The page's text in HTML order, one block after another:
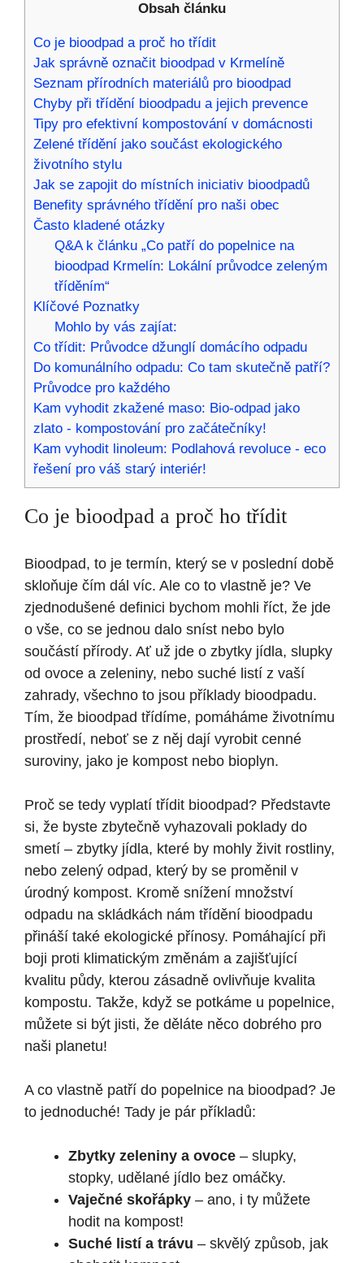
Obsah článku
Co je bioodpad a proč ho třídit
Jak správně označit bioodpad v Krmelíně
Seznam přírodních materiálů pro bioodpad
Chyby při třídění bioodpadu a jejich prevence
Tipy pro efektivní kompostování v domácnosti
Zelené třídění jako součást ekologického
životního stylu
Jak se zapojit do místních iniciativ bioodpadů
Benefity správného třídění pro naši obec
Často kladené otázky
Q&A k článku „Co patří do popelnice na
bioodpad Krmelín: Lokální průvodce zeleným
tříděním“
Klíčové Poznatky
Mohlo by vás zajíat:
Co třídit: Průvodce džunglí domácího odpadu
Do komunálního odpadu: Co tam skutečně patří?
Průvodce pro každého
Kam vyhodit zkažené maso: Bio-odpad jako
zlato - kompostování pro začátečníky!
Kam vyhodit linoleum: Podlahová revoluce - eco
řešení pro váš starý interiér!
Co je bioodpad a proč ho třídit
Bioodpad, to je termín, který se v poslední době
skloňuje čím dál víc. Ale co to vlastně je? Ve
zjednodušené definici bychom mohli říct, že jde
o vše, co se jednou dalo sníst nebo bylo
součástí přírody. Ať už jde o zbytky jídla, slupky
od ovoce a zeleniny, nebo suché listí z vaší
zahrady, všechno to jsou příklady bioodpadu.
Tím, že bioodpad třídíme, pomáháme životnímu
prostředí, neboť se z něj dají vyrobit cenné
suroviny, jako je kompost nebo bioplyn.
Proč se tedy vyplatí třídit bioodpad? Představte
si, že byste zbytečně vyhazovali poklady do
smetí – zbytky jídla, které by mohly živit rostliny,
nebo zelený odpad, který by se proměnil v
úrodný kompost. Kromě snížení množství
odpadu na skládkách nám třídění bioodpadu
přináší také ekologické přínosy. Pomáhající při
boji proti klimatickým změnám a zajišťující
kvalitu půdy, kterou zásadně ovlivňuje kvalita
kompostu. Takže, když se potkáme u popelnice,
můžete si být jisti, že děláte něco dobrého pro
naši planetu!
A co vlastně patří do popelnice na bioodpad? Je
to jednoduché! Tady je pár příkladů:
Zbytky zeleniny a ovoce – slupky,
stopky, udělané jídlo bez omáčky.
Vaječné skořápky – ano, i ty můžete
hodit na kompost!
Suché listí a trávu – skvělý způsob, jak